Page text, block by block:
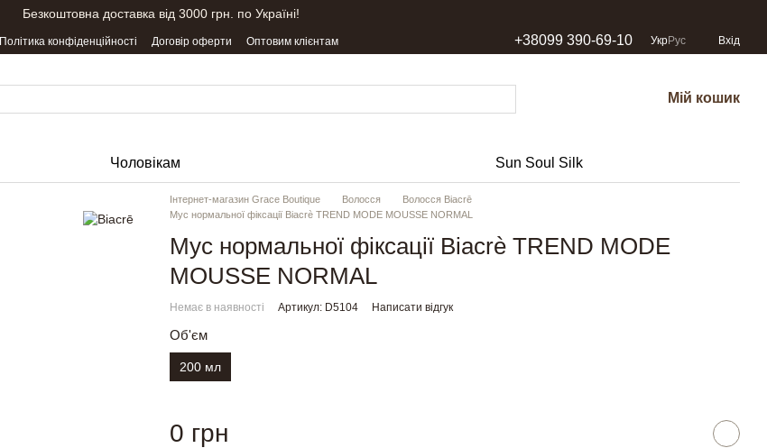
Безкоштовна доставка від 3000 грн. по Україні!
Політика конфіденційності Договір оферти Оптовим клієнтам +38099 390-69-10 УкрРус Вхід
Мій кошик
Чоловікам Sun Soul Silk
Інтернет-магазин Grace Boutique Волосся
Волосся Biacrē
Мус нормальної фіксації Biacrè TREND MODE MOUSSE NORMAL
Мус нормальної фіксації Biacrè TREND MODE
MOUSSE NORMAL
Немає в наявності Артикул: D5104 Написати відгук
Об'єм
200 мл
0 грн